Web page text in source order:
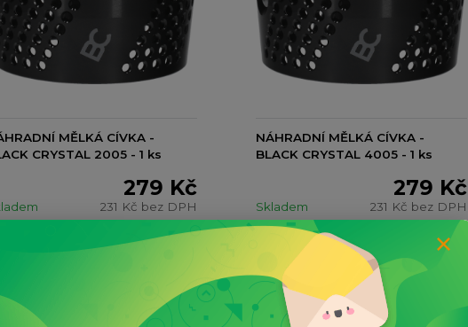
MĚLKÁ CÍVKA -
CRYSTAL 2005 - 1 ks
279 Kč
231 Kč bez DPH
NÁHRADNÍ MĚLKÁ CÍVKA -
BLACK CRYSTAL 4005 - 1 ks
279 Kč
231 Kč bez DPH
Skladem
Přidat do košíku